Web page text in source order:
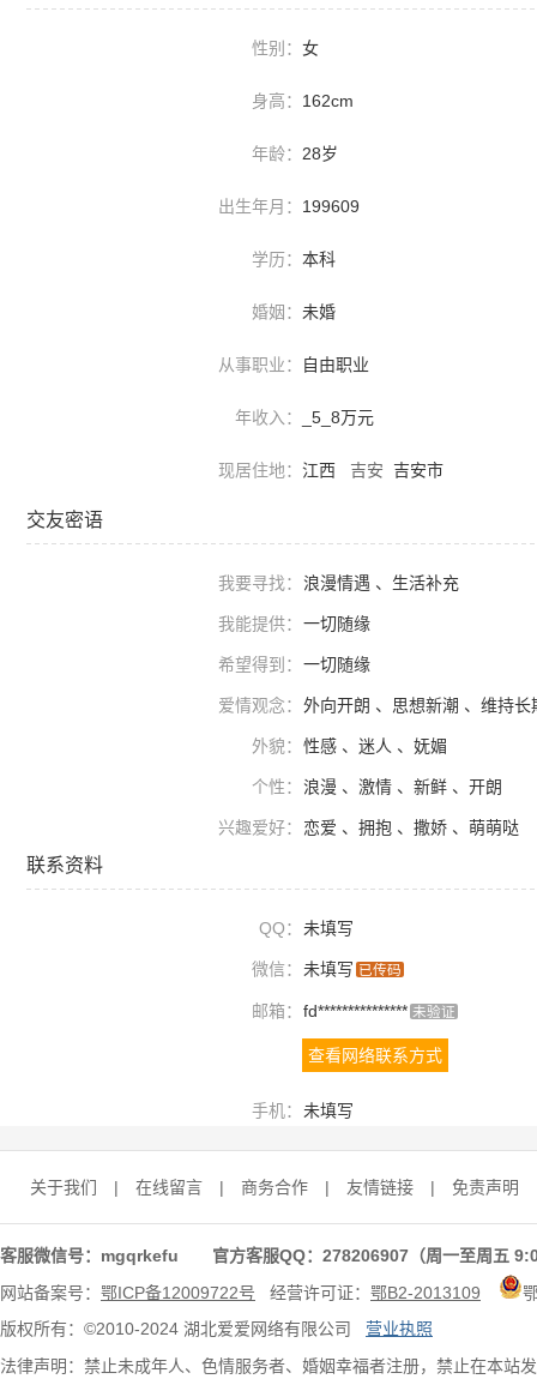
性别： 女
身高： 162cm
年龄： 28岁
出生年月： 199609
学历： 本科
婚姻： 未婚
从事职业： 自由职业
年收入： _5_8万元
现居住地： 江西 吉安 吉安市
交友密语
我要寻找： 浪漫情遇 、生活补充
我能提供： 一切随缘
希望得到： 一切随缘
爱情观念： 外向开朗 、思想新潮 、维持长
外貌： 性感 、迷人 、妩媚
个性： 浪漫 、激情 、新鲜 、开朗
兴趣爱好： 恋爱 、拥抱 、撒娇 、萌萌哒
联系资料
QQ： 未填写
微信： 未填写 已传码
邮箱： fd*************** 未验证
查看网络联系方式
手机： 未填写
关于我们 | 在线留言 | 商务合作 | 友情链接 | 免责声明
客服微信号：mgqrkefu 官方客服QQ：278206907（周一至周五
网站备案号： 鄂ICP备12009722号 经营许可证： 鄂B2-2013109
版权所有：©2010-2024 湖北爱爱网络有限公司 营业执照
法律声明：禁止未成年人、色情服务者、婚姻幸福者注册，禁止在本站